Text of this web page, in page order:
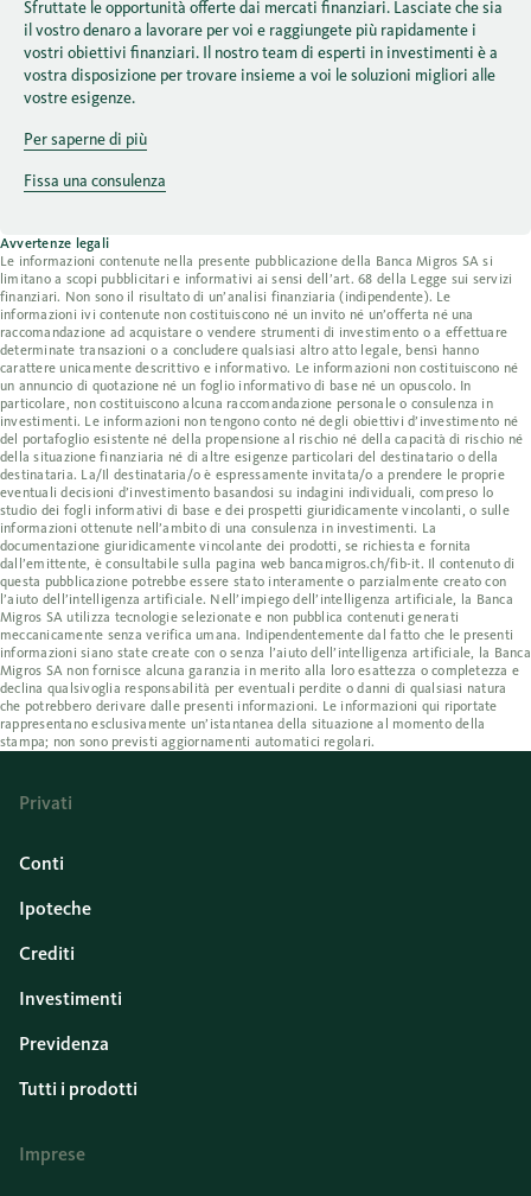
Sfruttate le opportunità offerte dai mercati finanziari. Lasciate che sia
il vostro denaro a lavorare per voi e raggiungete più rapidamente i
vostri obiettivi finanziari. Il nostro team di esperti in investimenti è a
vostra disposizione per trovare insieme a voi le soluzioni migliori alle
vostre esigenze.
Per saperne di più
Fissa una consulenza
Avvertenze legali
Le informazioni contenute nella presente pubblicazione della Banca Migros SA si
limitano a scopi pubblicitari e informativi ai sensi dell’art. 68 della Legge sui servizi
finanziari. Non sono il risultato di un’analisi finanziaria (indipendente). Le
informazioni ivi contenute non costituiscono né un invito né un’offerta né una
raccomandazione ad acquistare o vendere strumenti di investimento o a effettuare
determinate transazioni o a concludere qualsiasi altro atto legale, bensì hanno
carattere unicamente descrittivo e informativo. Le informazioni non costituiscono né
un annuncio di quotazione né un foglio informativo di base né un opuscolo. In
particolare, non costituiscono alcuna raccomandazione personale o consulenza in
investimenti. Le informazioni non tengono conto né degli obiettivi d’investimento né
del portafoglio esistente né della propensione al rischio né della capacità di rischio né
della situazione finanziaria né di altre esigenze particolari del destinatario o della
destinataria. La/Il destinataria/o è espressamente invitata/o a prendere le proprie
eventuali decisioni d’investimento basandosi su indagini individuali, compreso lo
studio dei fogli informativi di base e dei prospetti giuridicamente vincolanti, o sulle
informazioni ottenute nell’ambito di una consulenza in investimenti. La
documentazione giuridicamente vincolante dei prodotti, se richiesta e fornita
dall’emittente, è consultabile sulla pagina web bancamigros.ch/fib-it. Il contenuto di
questa pubblicazione potrebbe essere stato interamente o parzialmente creato con
l’aiuto dell’intelligenza artificiale. Nell’impiego dell’intelligenza artificiale, la Banca
Migros SA utilizza tecnologie selezionate e non pubblica contenuti generati
meccanicamente senza verifica umana. Indipendentemente dal fatto che le presenti
informazioni siano state create con o senza l’aiuto dell’intelligenza artificiale, la Banca
Migros SA non fornisce alcuna garanzia in merito alla loro esattezza o completezza e
declina qualsivoglia responsabilità per eventuali perdite o danni di qualsiasi natura
che potrebbero derivare dalle presenti informazioni. Le informazioni qui riportate
rappresentano esclusivamente un’istantanea della situazione al momento della
stampa; non sono previsti aggiornamenti automatici regolari.
Privati
Conti
Ipoteche
Crediti
Investimenti
Previdenza
Tutti i prodotti
Imprese